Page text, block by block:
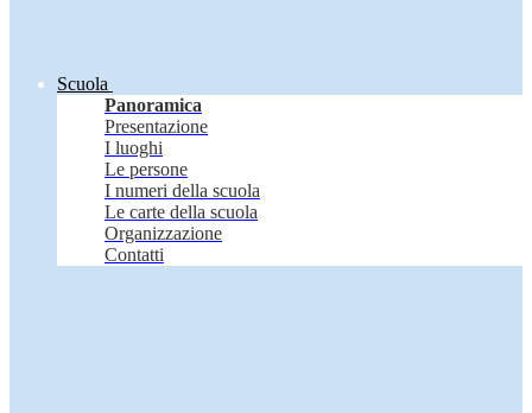
Scuola
Panoramica
Presentazione
I luoghi
Le persone
I numeri della scuola
Le carte della scuola
Organizzazione
Contatti